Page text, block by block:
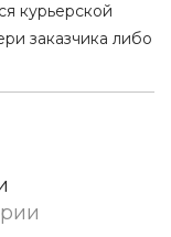
курьерской
заказчика либо